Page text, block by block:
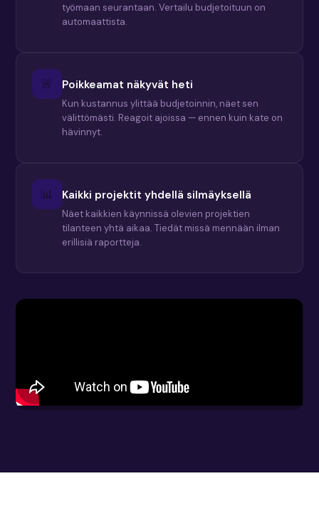
työmaan seurantaan. Vertailu budjetoituun on
automaattista.
🚨 Poikkeamat näkyvät heti
Kun kustannus ylittää budjetoinnin, näet sen
välittömästi. Reagoit ajoissa — ennen kuin kate on
hävinnyt.
📊 Kaikki projektit yhdellä silmäyksellä
Näet kaikkien käynnissä olevien projektien
tilanteen yhtä aikaa. Tiedät missä mennään ilman
erillisiä raportteja.